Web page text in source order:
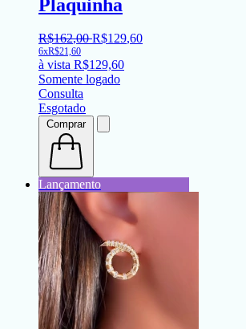
Plaquinha
R$162,00 R$129,60
6xR$21,60
à vista R$129,60
Somente logado
Consulta
Esgotado
Comprar